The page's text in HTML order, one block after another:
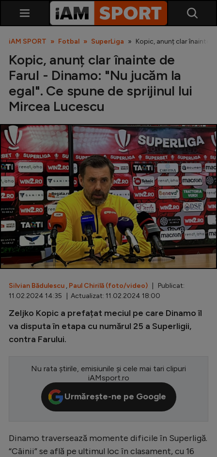
SuperLiga
Liga 2
Cupa României
Echipa Națională
U21
Fotbal feminin
Special
Diverse
Inedit
Clasamente
Champions League
Conference League
CM 2026
Premier League
Serie A
iAM SPORT Fotbal SuperLiga Kopic, anunț clar înainte
Kopic, anunț clar înainte de
Farul - Dinamo: "Nu jucăm la
egal". Ce spune de sprijinul lui
Mircea Lucescu
Silvian Bădulescu , Paul Chirilă (foto/video) | Publicat:
11.02.2024 14:35 | Actualizat: 11.02.2024 18:00
Zeljko Kopic a prefațat meciul pe care Dinamo îl
va disputa în etapa cu numărul 25 a Superligii,
contra Farului.
Nu rata știrile, emisiunile și cele mai tari clipuri
iAMsport.ro
Urmărește-ne pe Google
Dinamo traversează momente dificile în Superligă.
“Câinii” se află pe ultimul loc în clasament, cu 16